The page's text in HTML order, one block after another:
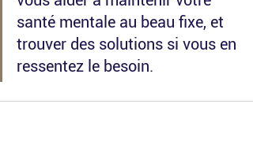
santé mentale au beau fixe, et
trouver des solutions si vous en
ressentez le besoin.